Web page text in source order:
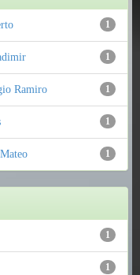
1
1
1
Ramiro
1
1
1
1